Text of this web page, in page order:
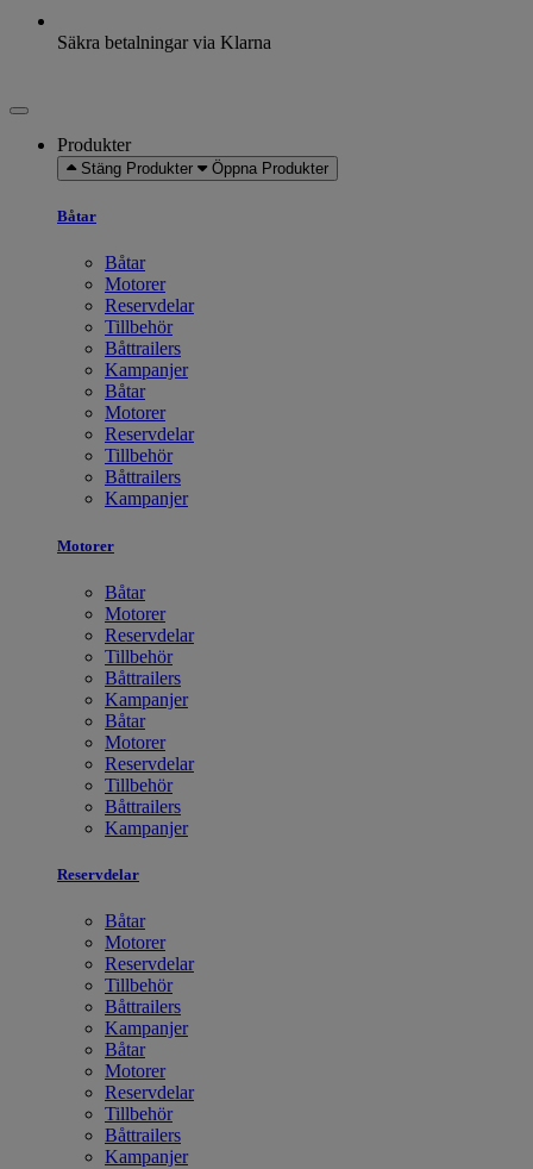
Säkra betalningar via Klarna
Produkter
Stäng Produkter Öppna Produkter
Båtar
Båtar
Motorer
Reservdelar
Tillbehör
Båttrailers
Kampanjer
Båtar
Motorer
Reservdelar
Tillbehör
Båttrailers
Kampanjer
Motorer
Båtar
Motorer
Reservdelar
Tillbehör
Båttrailers
Kampanjer
Båtar
Motorer
Reservdelar
Tillbehör
Båttrailers
Kampanjer
Reservdelar
Båtar
Motorer
Reservdelar
Tillbehör
Båttrailers
Kampanjer
Båtar
Motorer
Reservdelar
Tillbehör
Båttrailers
Kampanjer